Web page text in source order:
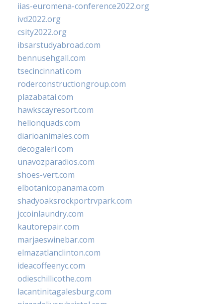
iias-euromena-conference2022.org
ivd2022.org
csity2022.org
ibsarstudyabroad.com
bennusehgall.com
tsecincinnati.com
roderconstructiongroup.com
plazabatai.com
hawkscayresort.com
hellonquads.com
diarioanimales.com
decogaleri.com
unavozparadios.com
shoes-vert.com
elbotanicopanama.com
shadyoaksrockportrvpark.com
jccoinlaundry.com
kautorepair.com
marjaeswinebar.com
elmazatlanclinton.com
ideacoffeenyc.com
odieschillicothe.com
lacantinitagalesburg.com